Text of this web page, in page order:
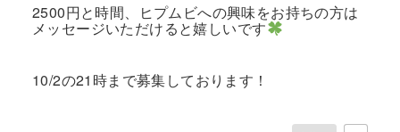
2500円と時間、ヒプムビへの興味をお持ちの方は
メッセージいただけると嬉しいです
10/2の21時まで募集しております！